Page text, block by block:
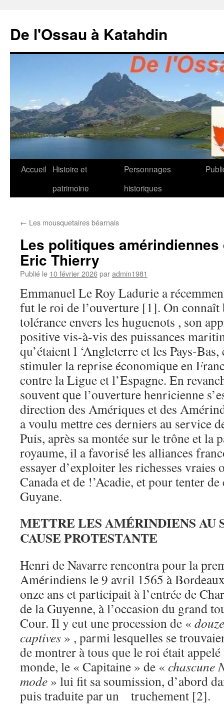
contenu
De l'Ossau à Katahdin
Accueil
Histoire et
patrimoine
Personnages
historiques
← Les mousquetaires béarnais
Les politiques amérindiennes
Eric Thierry
Publié le 10 février 2026paradmin1981
Emmanuel Le Roy Ladurie a
fut le roi de l’ouverture [1]. On connaît
tolérance envers les huguenots , son
positive vis-à-vis des puissances
qu’étaient l ‘Angleterre et les Pays-
stimuler la reprise économique en
contre la Ligue et l’Espagne. En
souvent que l’ouverture henricienne
direction des Amériques et des
a voulu mettre ces derniers au service
Puis, après sa montée sur le trône et la
royaume, il a favorisé les alliances
essayer d’exploiter les richesses vraies
Canada et de !’Acadie, et pour tenter
Guyane.
METTRE LES AMÉRINDIENS AU
CAUSE PROTESTANTE
Henri de Navarre rencontra pour la
Amérindiens le 9 avril 1565 à
onze ans et participait à l’entrée de
de la Guyenne, à l’occasion du grand
Cour. Il y eut une procession de «
captives » , parmi lesquelles se
de montrer à tous que le roi était
monde, le « Capitaine » de « chascune
mode » lui fit sa soumission, d’abord
puis traduite par un truchement [2].